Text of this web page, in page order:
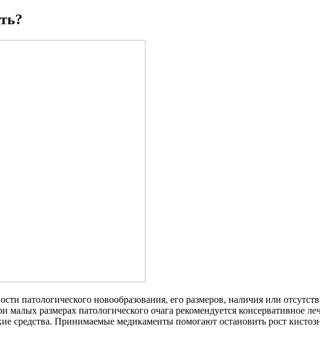
патологического новообразования, его размеров, наличия или
малых размерах патологического очага рекомендуется консервативное
средства. Принимаемые медикаменты помогают остановить рост